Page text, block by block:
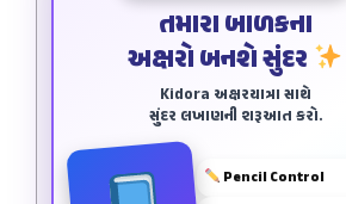
તમારા બાળકના
અક્ષરો બનશે સુંદર
Kidora અક્ષરયાત્રા સાથે
સુંદર લખાણની શરૂઆત કરો.
Pencil Control